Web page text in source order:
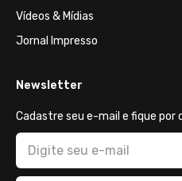
Vídeos & Mídias
Jornal Impresso
Newsletter
Cadastre seu e-mail e fique por